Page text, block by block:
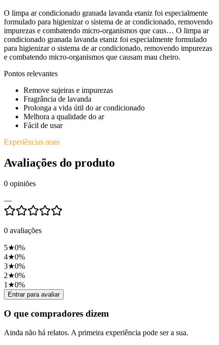
O limpa ar condicionado granada lavanda etaniz foi especialmente
formulado para higienizar o sistema de ar condicionado, removendo
impurezas e combatendo micro-organismos que caus… O limpa ar
condicionado granada lavanda etaniz foi especialmente formulado
para higienizar o sistema de ar condicionado, removendo impurezas
e combatendo micro-organismos que causam mau cheiro.
Pontos relevantes
Remove sujeiras e impurezas
Fragrância de lavanda
Prolonga a vida útil do ar condicionado
Melhora a qualidade do ar
Fácil de usar
Experiências reais
Avaliações do produto
0 opiniões
—
0 avaliações
5★0%
4★0%
3★0%
2★0%
1 ★0%
Entrar para avaliar
O que compradores dizem
Ainda não há relatos. A primeira experiência pode ser a sua.